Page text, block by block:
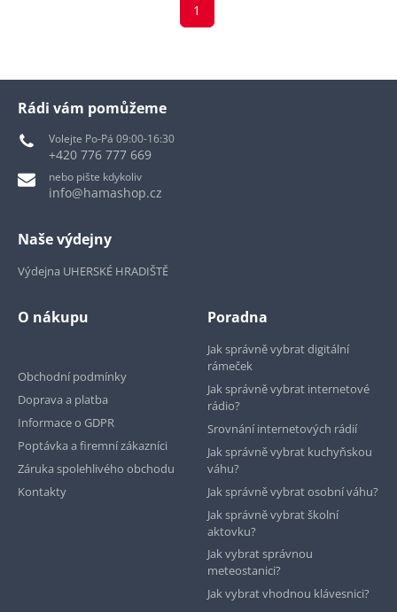
1
Rádi vám pomůžeme
Volejte Po-Pá 09:00-16:30
+420 776 777 669
nebo pište kdykoliv
info@hamashop.cz
Naše výdejny
Výdejna UHERSKÉ HRADIŠTĚ
O nákupu
Obchodní podmínky
Doprava a platba
Informace o GDPR
Poptávka a firemní zákazníci
Záruka spolehlivého obchodu
Kontakty
Poradna
Jak správně vybrat digitální
rámeček
Jak správně vybrat internetové
rádio?
Srovnání internetových rádií
Jak správně vybrat kuchyňskou
váhu?
Jak správně vybrat osobní váhu?
Jak správně vybrat školní
aktovku?
Jak vybrat správnou
meteostanici?
Jak vybrat vhodnou klávesnici?